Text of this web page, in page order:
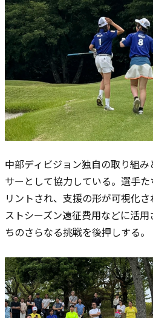
中部ディビジョン独自の取り組
サーとして協力している。選手
リントされ、支援の形が可視化
ストシーズン遠征費用などに活
ちのさらなる挑戦を後押しする。